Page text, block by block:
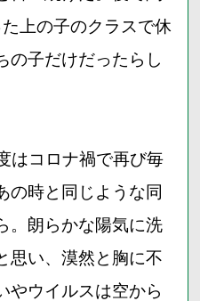
上の子のクラスで休
の子だけだったらし
はコロナ禍で再び毎
の時と同じような同
。朗らかな陽気に洗
思い、漠然と胸に不
やウイルスは空から